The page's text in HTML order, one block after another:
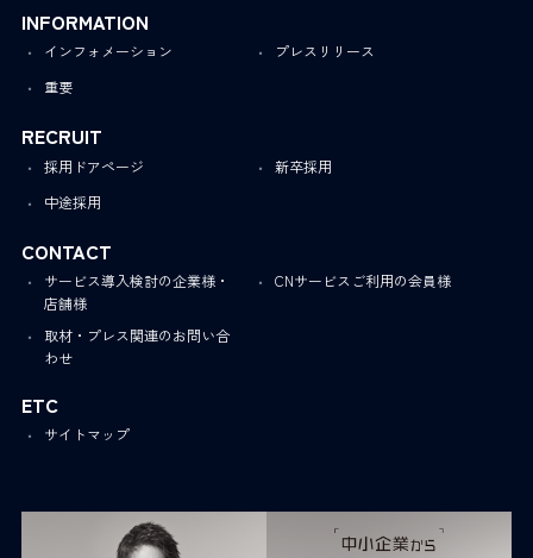
INFORMATION
インフォメーション
プレスリリース
重要
RECRUIT
採用ドアページ
新卒採用
中途採用
CONTACT
サービス導入検討の企業様・
店舗様
CNサービスご利用の会員様
取材・プレス関連のお問い合
わせ
ETC
サイトマップ